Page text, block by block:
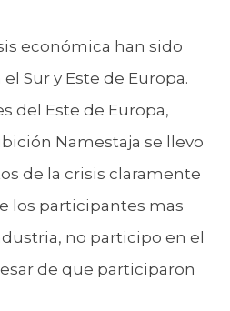
económica han sido
Sur y Este de Europa.
del Este de Europa,
Namestaja se llevo
de la crisis claramente
los participantes mas
no participo en el
de que participaron